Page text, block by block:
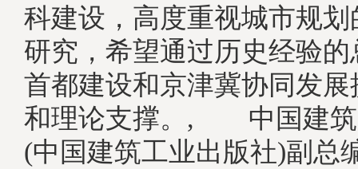
科建设，高度重视城市规
研究，希望通过历史经验
首都建设和京津冀协同发
和理论支撑。, 中国建筑
(中国建筑工业出版社)副总